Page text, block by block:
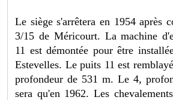
Le siège s'arrêtera en 1954 après
3/15 de Méricourt. La machine
11 est démontée pour être
Estevelles. Le puits 11 est
profondeur de 531 m. Le 4,
sera qu'en 1962. Les